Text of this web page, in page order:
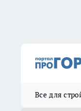
Все для